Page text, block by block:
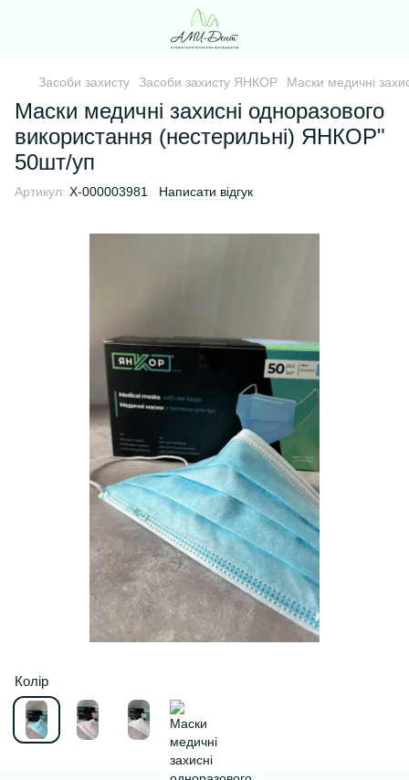
Засоби захисту Засоби захисту ЯНКОР Маски медичні
Маски медичні захисні одноразового
використання (нестерильні) ЯНКОР"
50шт/уп
Артикул: Х-000003981 Написати відгук
Колір